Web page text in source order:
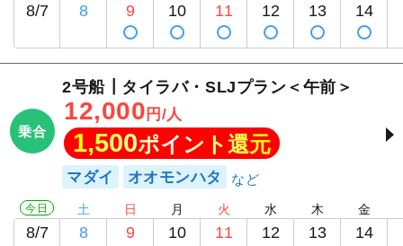
8/7 8 9 10 11 12 13 14
乗合
2号船┃タイラバ・SLJプラン＜午前＞
12,000 円/人
1,500ポイント還元
マダイ オオモンハタ
今日
8/7
土
8
日
9
月
10
火
11
水
12
木
13
金
14